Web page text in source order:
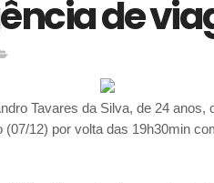
de
Tavares da Silva, de 24 anos,
12) por volta das 19h30min